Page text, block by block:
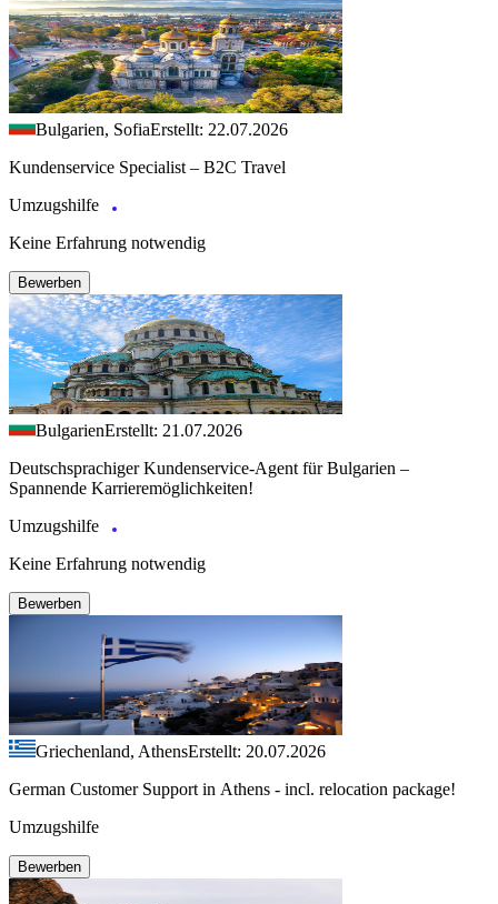
Bulgarien, SofiaErstellt: 22.07.2026
Kundenservice Specialist – B2C Travel
Umzugshilfe
Keine Erfahrung notwendig
Bewerben
BulgarienErstellt: 21.07.2026
Deutschsprachiger Kundenservice-Agent für Bulgarien –
Spannende Karrieremöglichkeiten!
Umzugshilfe
Keine Erfahrung notwendig
Bewerben
Griechenland, AthensErstellt: 20.07.2026
German Customer Support in Athens - incl. relocation package!
Umzugshilfe
Bewerben